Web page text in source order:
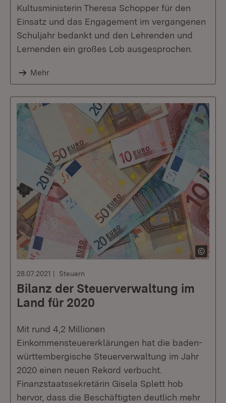
Kultusministerin Theresa Schopper für den
Einsatz und das Engagement im vergangenen
Schuljahr bedankt und den Lehrenden und
Lernenden ein großes Lob ausgesprochen.
Mehr
28.07.2021 Steuern
Bilanz der Steuerverwaltung im
Land für 2020
Mit rund 4,2 Millionen
Einkommensteuererklärungen hat die baden-
württembergische Steuerverwaltung im Jahr
2020 einen neuen Rekord verbucht.
Finanzstaatssekretärin Gisela Splett hob
hervor, dass die Beschäftigten deutlich mehr